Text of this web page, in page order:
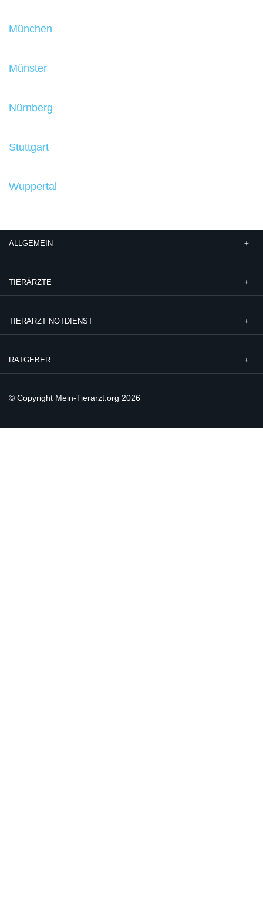
München
Münster
Nürnberg
Stuttgart
Wuppertal
ALLGEMEIN
TIERÄRZTE
TIERARZT NOTDIENST
RATGEBER
© Copyright Mein-Tierarzt.org 2026